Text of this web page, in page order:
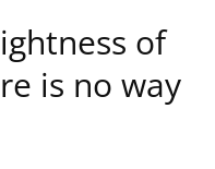
of
is no way